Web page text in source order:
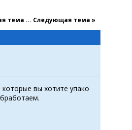
тема ... Cледующая тема »
вы хотите упако